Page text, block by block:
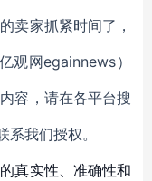
卖家抓紧时间了，
观网egainnews）
容，请在各平台搜
我们授权。
真实性、准确性和